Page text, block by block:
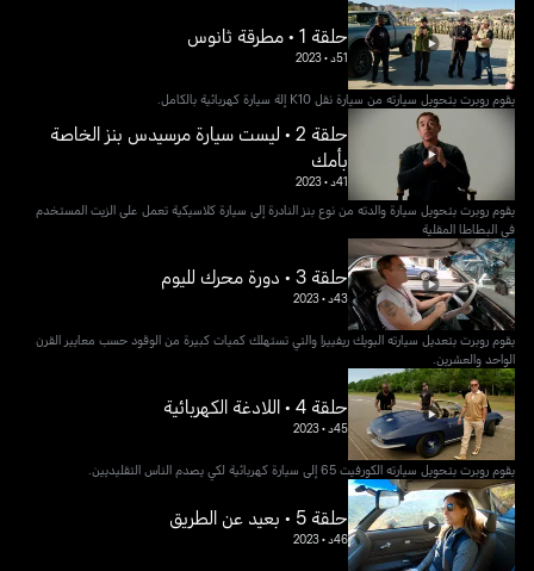
حلقة 1 • مطرقة ثانوس
51د •
2023
يقوم روبرت بتحويل سيارته من سيارة نقل K10 إلة سيارة كهربائية بالكامل.
حلقة 2 • ليست سيارة مرسيدس بنز الخاصة
بأمك
41د •
2023
يقوم روبرت بتحويل سيارة والدته من نوع بنز النادرة إلى سيارة كلاسيكية تعمل على الزيت المستخدم
في البطاطا المقلية
حلقة 3 • دورة محرك لليوم
43د •
2023
يقوم روبرت بتعديل سيارته البويك ريفييرا والتي تستهلك كميات كبيرة من الوقود حسب معايير القرن
الواحد والعشرين.
حلقة 4 • اللادغة الكهربائية
45د •
2023
يقوم روبرت بتحويل سيارته الكورفيت 65 إلى سيارة كهربائية لكي يصدم الناس التقليديين.
حلقة 5 • بعيد عن الطريق
46د •
2023